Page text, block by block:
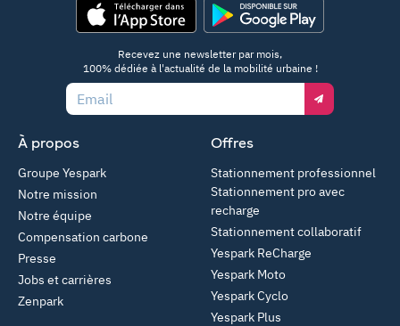
Recevez une newsletter par mois,
100% dédiée à l'actualité de la mobilité urbaine !
À propos
Groupe Yespark
Notre mission
Notre équipe
Compensation carbone
Presse
Jobs et carrières
Zenpark
Offres
Stationnement professionnel
Stationnement pro avec
recharge
Stationnement collaboratif
Yespark ReCharge
Yespark Moto
Yespark Cyclo
Yespark Plus